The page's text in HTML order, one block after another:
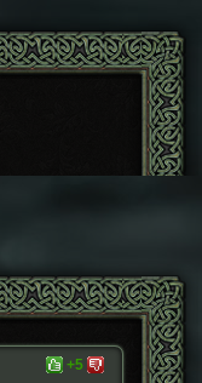
+5